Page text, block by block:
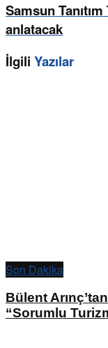
Samsun
anlatacak
İlgili Yazılar
Son Dakika
Bülent
“Sorumlu